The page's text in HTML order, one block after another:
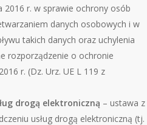
2016 r. w sprawie ochrony osób
danych osobowych i w
takich danych oraz uchylenia
rozporządzenie o ochronie
r. (Dz. Urz. UE L 119 z
drogą elektroniczną – ustawa z
usług drogą elektroniczną (tj.